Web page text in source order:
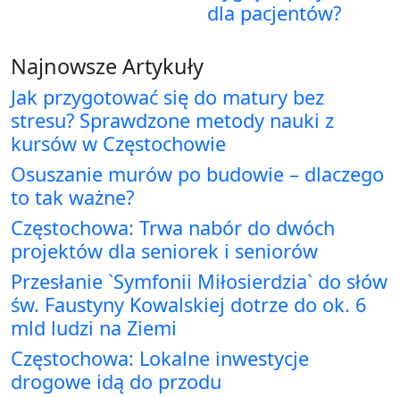
dla pacjentów?
Najnowsze Artykuły
Jak przygotować się do matury bez
stresu? Sprawdzone metody nauki z
kursów w Częstochowie
Osuszanie murów po budowie – dlaczego
to tak ważne?
Częstochowa: Trwa nabór do dwóch
projektów dla seniorek i seniorów
Przesłanie `Symfonii Miłosierdzia` do słów
św. Faustyny Kowalskiej dotrze do ok. 6
mld ludzi na Ziemi
Częstochowa: Lokalne inwestycje
drogowe idą do przodu